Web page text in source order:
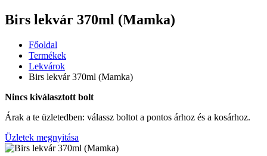
Birs lekvár 370ml (Mamka)
Főoldal
Termékek
Lekvárok
Birs lekvár 370ml (Mamka)
Nincs kiválasztott bolt
Árak a te üzletedben: válassz boltot a pontos árhoz és a kosárhoz.
Üzletek megnyitása